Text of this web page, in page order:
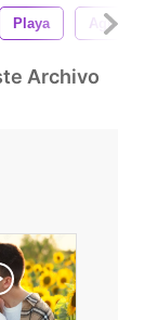
Playa Agua
Archivo